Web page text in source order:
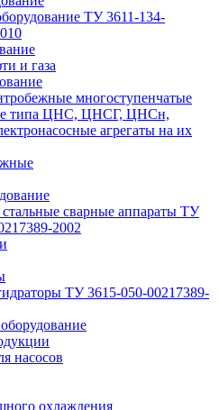
ТУ 3611-134-
и газа
многоступенчатые
типа ЦНС, ЦНСГ, ЦНСн,
агрегаты на их
сварные аппараты ТУ
2002
ТУ 3615-050-00217389-
насосов
охлаждения